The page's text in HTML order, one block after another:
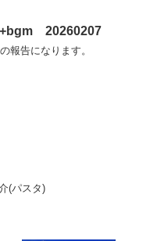
+bgm 20260207
報告になります。
(パスタ)